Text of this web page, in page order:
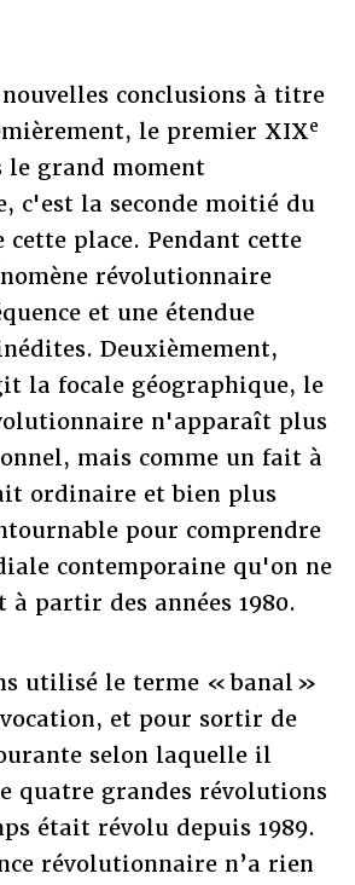
conclusions à titre
le premier XIXe
le grand moment
c'est la seconde moitié du
cette place. Pendant cette
révolutionnaire
et une étendue
Deuxièmement,
la focale géographique, le
n'apparaît plus
mais comme un fait à
ordinaire et bien plus
pour comprendre
contemporaine qu'on ne
partir des années 1980.
utilisé le terme « banal »
et pour sortir de
selon laquelle il
quatre grandes révolutions
était révolu depuis 1989.
révolutionnaire n’a rien